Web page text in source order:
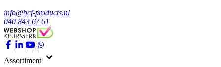
info@bcf-products.nl
040 843 67 61
Assortiment